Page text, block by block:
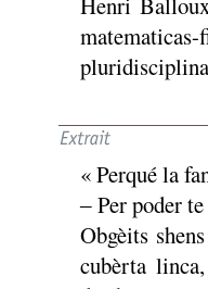
« Perqué la
‒ Per poder
Obgèits
cubèrta